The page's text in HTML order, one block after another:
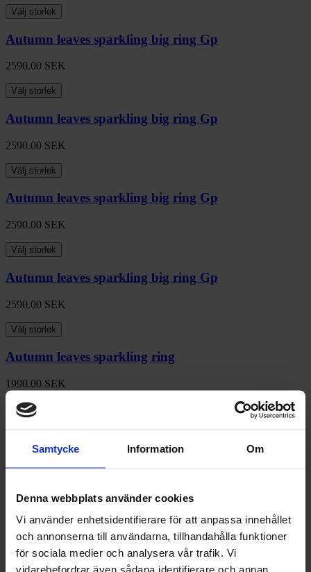
Samtycke Information Om
Denna webbplats använder cookies
Vi använder enhetsidentifierare för att anpassa innehållet
och annonserna till användarna, tillhandahålla funktioner
för sociala medier och analysera vår trafik. Vi
vidarebefordrar även sådana identifierare och annan
Välj storlek
Autumn leaves sparkling big ring Gp
2590.00 SEK
Välj storlek
Autumn leaves sparkling big ring Gp
2590.00 SEK
Välj storlek
Autumn leaves sparkling big ring Gp
2590.00 SEK
Välj storlek
Autumn leaves sparkling big ring Gp
2590.00 SEK
Välj storlek
Autumn leaves sparkling ring
1990.00 SEK
Välj storlek
Autumn leaves sparkling ring
1990.00SEK
Välj storlek